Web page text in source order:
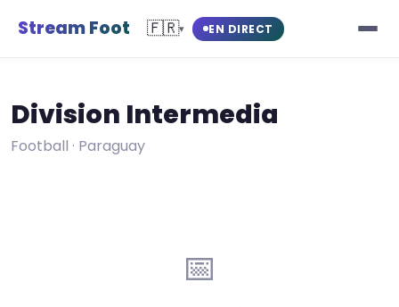
Stream Foot 🇫🇷▾ EN DIRECT
Division Intermedia
Football · Paraguay
📅